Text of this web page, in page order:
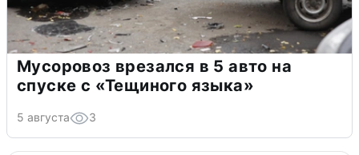
Мусоровоз врезался в 5 авто на
спуске с «Тещиного языка»
5 августа 3